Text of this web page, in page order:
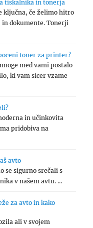
tiskalnika in tonerja
ključna, če želimo hitro
dokumente. Tonerji
toner za printer?
med vami postalo
ki vam sicer vzame
in učinkovita
pridobiva na
avto
se sigurno srečali s
v našem avtu. …
za avto in kako
ali v svojem